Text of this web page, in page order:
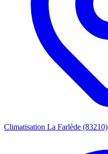
Climatisation La Farlède (83210)